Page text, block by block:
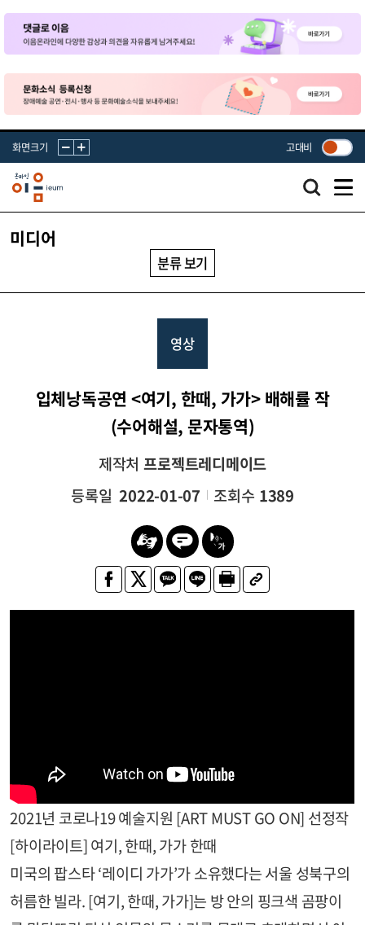
화면크기 고대비
미디어
분류 보기
영상
입체낭독공연 <여기, 한때, 가가> 배해률 작
(수어해설, 문자통역)
제작처 프로젝트레디메이드
등록일 2022-01-07 조회수 1389
2021년 코로나19 예술지원 [ART MUST GO ON] 선정작
[하이라이트] 여기, 한때, 가가 한때
미국의 팝스타 ‘레이디 가가’가 소유했다는 서울 성북구의
허름한 빌라. [여기, 한때, 가가]는 방 안의 핑크색 곰팡이